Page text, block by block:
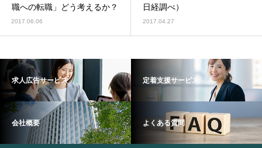
職への転職」どう考えるか？
2017.06.06
日経調べ）
2017.04.27
求人広告サービス 定着支援サービス
会社概要 よくある質問